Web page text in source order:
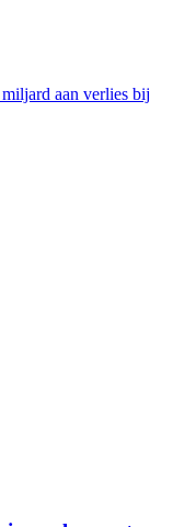
aan verlies bij